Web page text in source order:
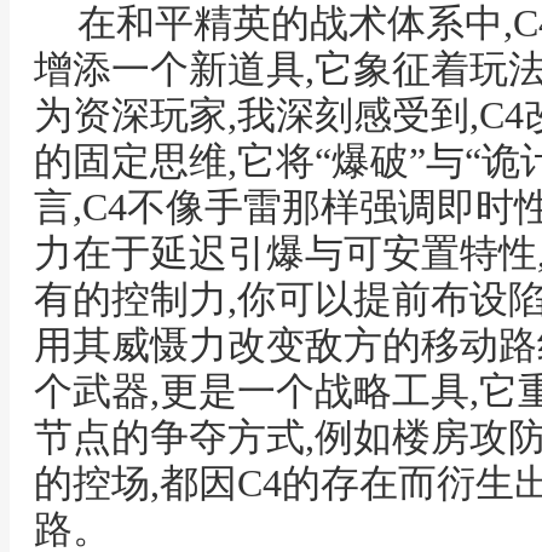
在和平精英的战术体系中
增添一个新道具,它象征着玩
为资深玩家,我深刻感受到
的固定思维,它将“爆破”与“诡
言,C4不像手雷那样强调即时
力在于延迟引爆与可安置特
有的控制力,你可以提前布设
用其威慑力改变敌方的移动
个武器,更是一个战略工具,它
节点的争夺方式,例如楼房攻
的控场,都因C4的存在而衍生
路。